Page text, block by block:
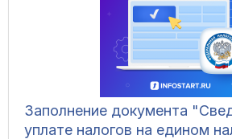
Заполнение документа
уплате налогов на едином